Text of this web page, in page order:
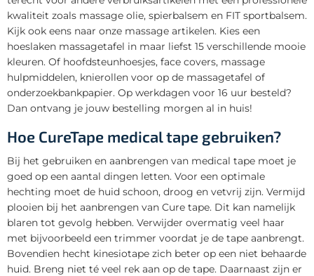
kwaliteit zoals massage olie, spierbalsem en FIT sportbalsem.
Kijk ook eens naar onze massage artikelen. Kies een
hoeslaken massagetafel in maar liefst 15 verschillende mooie
kleuren. Of hoofdsteunhoesjes, face covers, massage
hulpmiddelen, knierollen voor op de massagetafel of
onderzoekbankpapier. Op werkdagen voor 16 uur besteld?
Dan ontvang je jouw bestelling morgen al in huis!
Hoe CureTape medical tape gebruiken?
Bij het gebruiken en aanbrengen van medical tape moet je
goed op een aantal dingen letten. Voor een optimale
hechting moet de huid schoon, droog en vetvrij zijn. Vermijd
plooien bij het aanbrengen van Cure tape. Dit kan namelijk
blaren tot gevolg hebben. Verwijder overmatig veel haar
met bijvoorbeeld een trimmer voordat je de tape aanbrengt.
Bovendien hecht kinesiotape zich beter op een niet behaarde
huid. Breng niet té veel rek aan op de tape. Daarnaast zijn er